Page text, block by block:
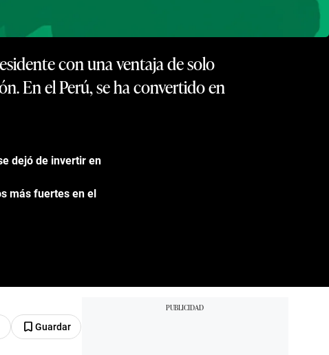
con una ventaja de solo
En el Perú, se ha convertido en
dejó de invertir en
más fuertes en el
Guardar